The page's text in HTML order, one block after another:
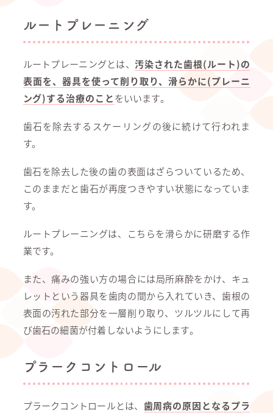
ルートプレーニング
ルートプレーニングとは、 汚染された歯根(ルート)の
表面を、器具を使って削り取り、滑らかに(プレーニ
ング)する治療のことをいいます。
歯石を除去するスケーリングの後に続けて行われま
す。
歯石を除去した後の歯の表面はざらついているため、
このままだと歯石が再度つきやすい状態になっていま
す。
ルートプレーニングは、こちらを滑らかに研磨する作
業です。
また、痛みの強い方の場合には局所麻酔をかけ、キュ
レットという器具を歯肉の間から入れていき、歯根の
表面の汚れた部分を一層削り取り、ツルツルにして再
び歯石の細菌が付着しないようにします。
プラークコントロール
プラークコントロールとは、 歯周病の原因となるプラ